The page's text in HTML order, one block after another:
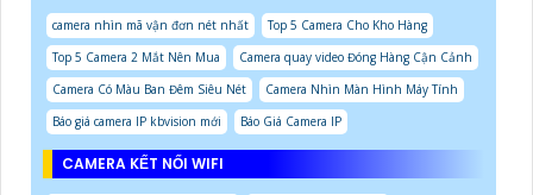
camera nhìn mã vận đơn nét nhất
Top 5 Camera Cho Kho Hàng
Top 5 Camera 2 Mắt Nên Mua
Camera quay video Đóng Hàng Cận Cảnh
Camera Có Màu Ban Đêm Siêu Nét
Camera Nhìn Màn Hình Máy Tính
Báo giá camera IP kbvision mới
Báo Giá Camera IP
CAMERA KẾT NỐI WIFI